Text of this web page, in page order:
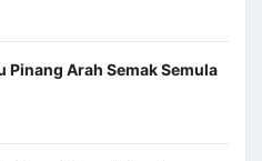
Pinang Arah Semak Semula